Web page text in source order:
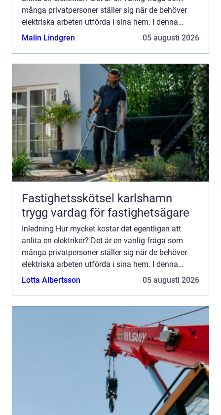
många privatpersoner ställer sig när de behöver
elektriska arbeten utförda i sina hem. I denna
artikel kommer vi att ge dig en övergripande
Malin Lindgren 05 augusti 2026
Fastighetsskötsel karlshamn
trygg vardag för fastighetsägare
Inledning Hur mycket kostar det egentligen att
anlita en elektriker? Det är en vanlig fråga som
många privatpersoner ställer sig när de behöver
elektriska arbeten utförda i sina hem. I denna
artikel kommer vi att ge dig en övergripande
Lotta Albertsson 05 augusti 2026